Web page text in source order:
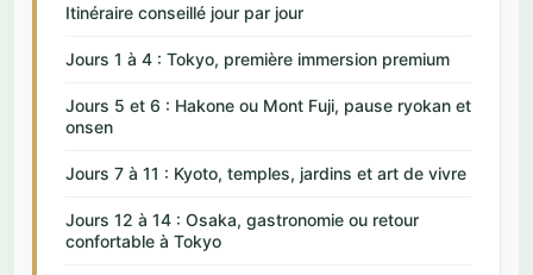
Itinéraire conseillé jour par jour
Jours 1 à 4 : Tokyo, première immersion premium
Jours 5 et 6 : Hakone ou Mont Fuji, pause ryokan et
onsen
Jours 7 à 11 : Kyoto, temples, jardins et art de vivre
Jours 12 à 14 : Osaka, gastronomie ou retour
confortable à Tokyo